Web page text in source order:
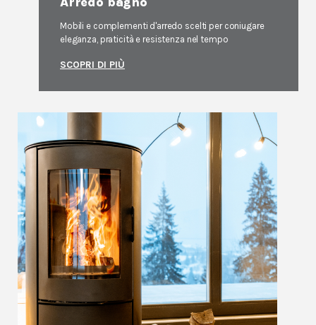
Mobili e complementi d'arredo scelti per coniugare
eleganza, praticità e resistenza nel tempo
SCOPRI DI PIÙ